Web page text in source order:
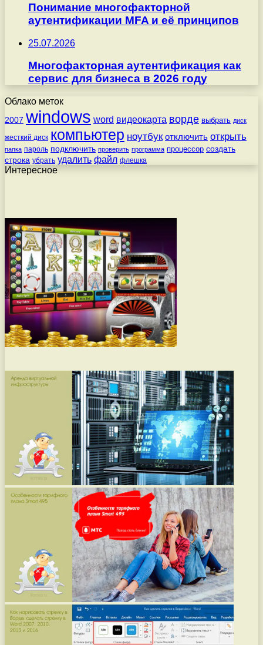
Понимание многофакторной
аутентификации MFA и её принципов
25.07.2026
Многофакторная аутентификация как
сервис для бизнеса в 2026 году
Облако меток
2007 windows word видеокарта ворде выбрать диск
жесткий диск компьютер ноутбук отключить открыть
папка пароль подключить проверить программа процессор создать
строка убрать удалить файл флешка
Интересное